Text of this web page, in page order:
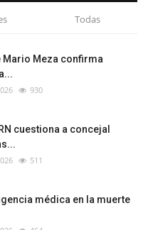
Todas
Mario Meza confirma
930
cuestiona a concejal
511
médica en la muerte